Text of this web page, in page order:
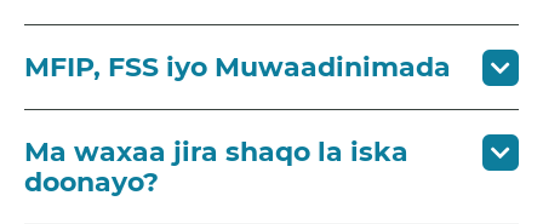
MFIP, FSS iyo Muwaadinimada
Ma waxaa jira shaqo la iska
doonayo?